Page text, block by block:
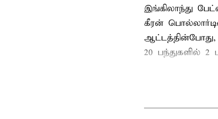
இங்கிலாந்து
கீரன்
20 பந்துகளில் 2